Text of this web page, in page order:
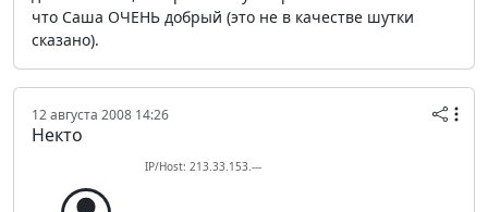
что Саша ОЧЕНЬ добрый (это не в качестве шутки
сказано).
12 августа 2008 14:26
Некто
IP/Host: 213.33.153.---